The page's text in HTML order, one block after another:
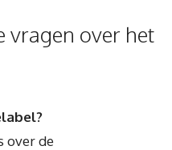
vragen over het
over de